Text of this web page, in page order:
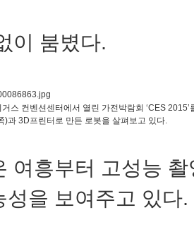
이 붐볐다.
스 컨벤션센터에서 열린 가전박람회 ‘CES
)과 3D프린터로 만든 로봇을 살펴보고 있다.
여흥부터 고성능
성을 보여주고 있